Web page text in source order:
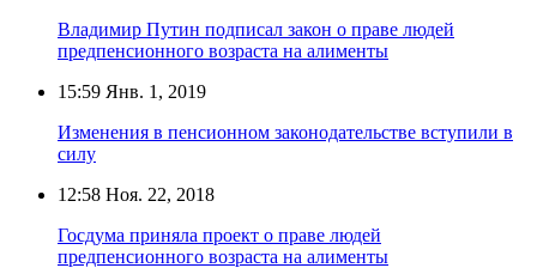
Владимир Путин подписал закон о праве людей
предпенсионного возраста на алименты
15:59 Янв. 1, 2019
Изменения в пенсионном законодательстве вступили в
силу
12:58 Ноя. 22, 2018
Госдума приняла проект о праве людей
предпенсионного возраста на алименты